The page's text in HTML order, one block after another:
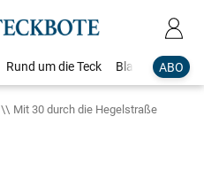
ABO
Rund um die Teck Blaulicht
Mit 30 durch die Hegelstraße